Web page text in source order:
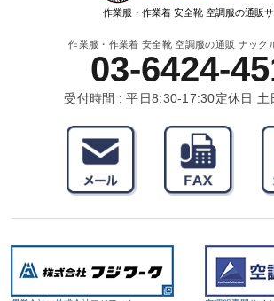
作業服・作業着 安全靴 空調服の通販
作業服・作業着 安全靴 空調服の通販 ナック
03-6424-
受付時間 : 平日8:30-17:30定休日 土